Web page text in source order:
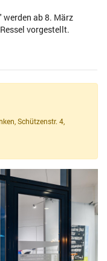
werden ab 8. März
vorgestellt.
Schützenstr. 4,